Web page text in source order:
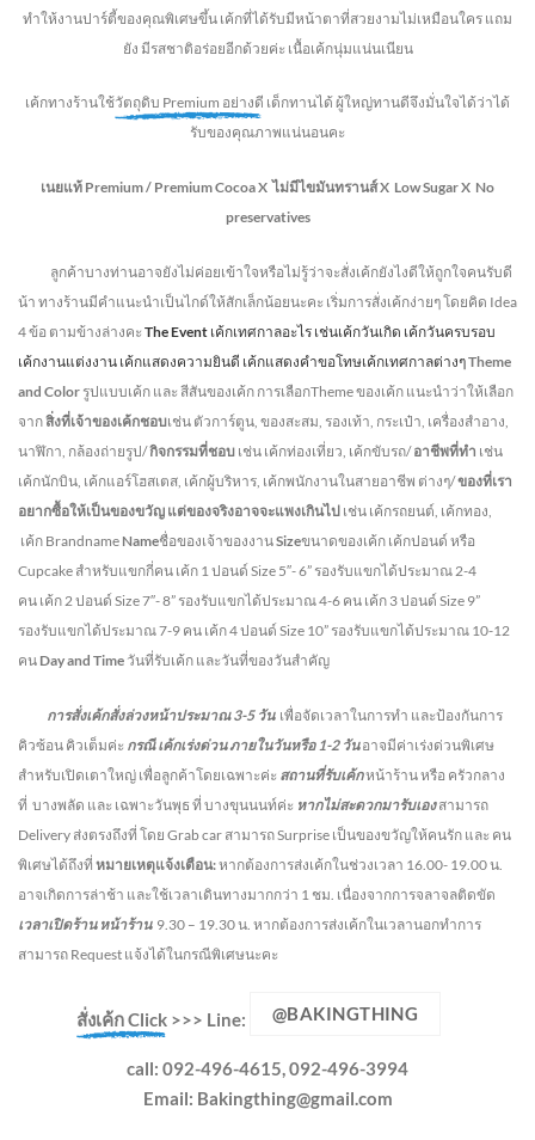
ทำให้งานปาร์ตี้ของคุณพิเศษขึ้น เค้กที่ได้รับมีหน้าตาที่สวยงามไม่เหมือนใคร แถม
ยัง มีรสชาติอร่อยอีกด้วยค่ะ เนื้อเค้กนุ่มแน่นเนียน
เค้กทางร้านใช้วัตถุดิบ Premium อย่างดี เด็กทานได้ ผู้ใหญ่ทานดีจึงมั่นใจได้ว่าได้
รับของคุณภาพแน่นอนคะ
เนยแท้ Premium / Premium CocoaX ไม่มีไขมันทรานส์X Low SugarX No
preservatives
ลูกค้าบางท่านอาจยังไม่ค่อยเข้าใจหรือไม่รู้ว่าจะสั่งเค้กยังไงดีให้ถูกใจคนรับดี
น้า ทางร้านมีคำแนะนำเป็นไกด์ให้สักเล็กน้อยนะคะ เริ่มการสั่งเค้กง่ายๆ โดยคิด Idea
4 ข้อ ตามข้างล่างคะ The Event เค้กเทศกาลอะไร เช่นเค้กวันเกิด เค้กวันครบรอบ
เค้กงานแต่งงาน เค้กแสดงความยินดี เค้กแสดงคำขอโทษเค้กเทศกาลต่างๆTheme
and Color รูปแบบเค้ก และ สีสันของเค้ก การเลือกTheme ของเค้ก แนะนำว่าให้เลือก
จากสิ่งที่เจ้าของเค้กชอบเช่น ตัวการ์ตูน, ของสะสม, รองเท้า, กระเป๋า, เครื่องสำอาง,
นาฬิกา, กล้องถ่ายรูป/กิจกรรมที่ชอบ เช่น เค้กท่องเที่ยว, เค้กขับรถ/อาชีพที่ทำ เช่น
เค้กนักบิน, เค้กแอร์โฮสเตส, เค้กผู้บริหาร, เค้กพนักงานในสายอาชีพ ต่างๆ/ของที่เรา
อยากซื้อให้เป็นของขวัญ แต่ของจริงอาจจะแพงเกินไป เช่น เค้กรถยนต์, เค้กทอง,
เค้ก Brandname Nameชื่อของเจ้าของงานSizeขนาดของเค้ก เค้กปอนด์ หรือ
Cupcake สำหรับแขกกี่คน เค้ก 1 ปอนด์ Size 5″- 6” รองรับแขกได้ประมาณ 2-4
คน เค้ก 2 ปอนด์ Size 7″- 8” รองรับแขกได้ประมาณ 4-6 คน เค้ก 3 ปอนด์ Size 9”
รองรับแขกได้ประมาณ 7-9 คน เค้ก 4 ปอนด์ Size 10” รองรับแขกได้ประมาณ 10-12
คน Day and Time วันที่รับเค้ก และวันที่ของวันสำคัญ
การสั่งเค้กสั่งล่วงหน้าประมาณ3-5 วัน เพื่อจัดเวลาในการทำ และป้องกันการ
คิวซ้อน คิวเต็มค่ะ กรณี เค้กเร่งด่วนภายในวันหรือ 1-2 วัน อาจมีค่าเร่งด่วนพิเศษ
สำหรับเปิดเตาใหญ่ เพื่อลูกค้าโดยเฉพาะค่ะ สถานที่รับเค้กหน้าร้าน หรือ ครัวกลาง
ที่ บางพลัด และ เฉพาะวันพุธ ที่ บางขุนนนท์ค่ะ หากไม่สะดวกมารับเองสามารถ
Delivery ส่งตรงถึงที่ โดย Grab car สามารถ Surprise เป็นของขวัญให้คนรัก และ คน
พิเศษได้ถึงที่ หมายเหตุแจ้งเตือน:หากต้องการส่งเค้กในช่วงเวลา 16.00- 19.00 น.
อาจเกิดการล่าช้า และใช้เวลาเดินทางมากกว่า 1 ชม. เนื่องจากการจลาจลติดขัด
เวลาเปิดร้าน หน้าร้าน 9.30 – 19.30 น. หากต้องการส่งเค้กในเวลานอกทำการ
สามารถ Request แจ้งได้ในกรณีพิเศษนะคะ
สั่งเค้ก Click >>> Line: @BAKINGTHING
call: 092-496-4615, 092-496-3994
Email: Bakingthing@gmail.com